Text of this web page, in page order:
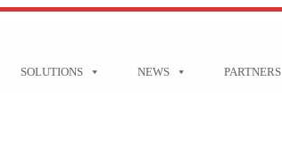
SOLUTIONS NEWS PARTNERS